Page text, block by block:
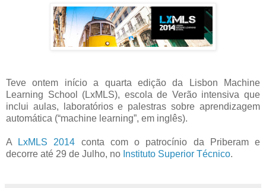
Teve ontem início a quarta edição da Lisbon Machine
Learning School (LxMLS), escola de Verão intensiva que
inclui aulas, laboratórios e palestras sobre aprendizagem
automática (“machine learning”, em inglês).
A LxMLS 2014 conta com o patrocínio da Priberam e
decorre até 29 de Julho, no Instituto Superior Técnico.